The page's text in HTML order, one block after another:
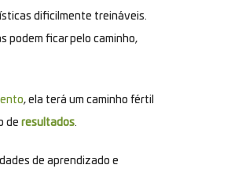
dificilmente treináveis.
podem ficar pelo caminho,
, ela terá um caminho fértil
de resultados.
de aprendizado e